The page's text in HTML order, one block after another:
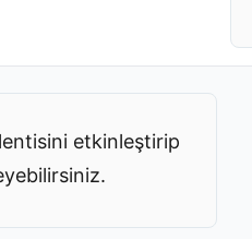
etkinleştirip